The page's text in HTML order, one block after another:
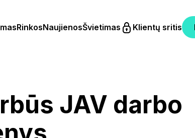
RinkosNaujienosŠvietimas Klientų sritis
JAV darbo